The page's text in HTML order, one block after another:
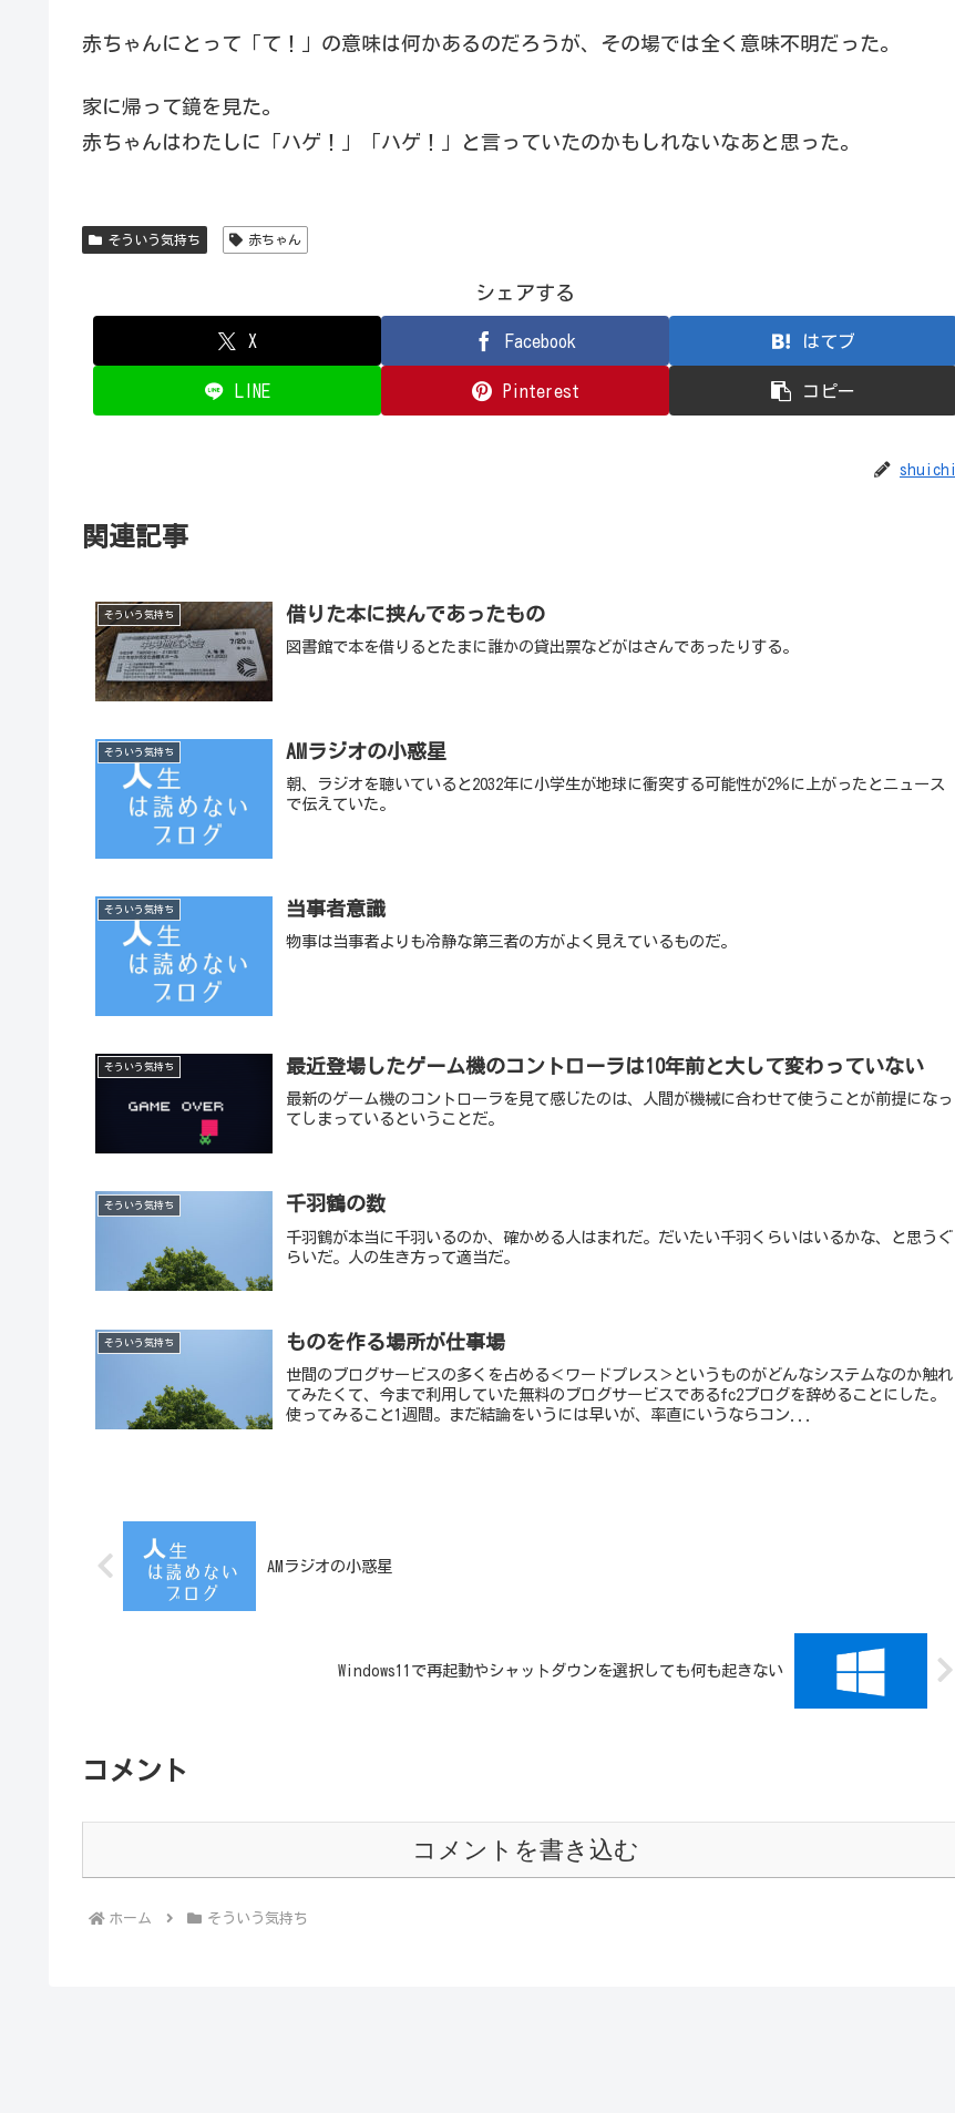
赤ちゃんにとって「て！」の意味は何かあるのだろうが、その場では全く意味不明だった。
家に帰って鏡を見た。
赤ちゃんはわたしに「ハゲ！」「ハゲ！」と言っていたのかもしれないなあと思った。
そういう気持ち 赤ちゃん
シェアする
X Facebook はてブ
LINE Pinterest コピー
shuichi
関連記事
そういう気持ち 借りた本に挟んであったもの
図書館で本を借りるとたまに誰かの貸出票などがはさんであったりする。
そういう気持ち AMラジオの小惑星
朝、ラジオを聴いていると2032年に小学生が地球に衝突する可能性が2％に上がったとニュース
で伝えていた。
そういう気持ち 当事者意識
物事は当事者よりも冷静な第三者の方がよく見えているものだ。
そういう気持ち 最近登場したゲーム機のコントローラは10年前と大して変わっていない
最新のゲーム機のコントローラを見て感じたのは、人間が機械に合わせて使うことが前提になっ
てしまっているということだ。
そういう気持ち 千羽鶴の数
千羽鶴が本当に千羽いるのか、確かめる人はまれだ。だいたい千羽くらいはいるかな、と思うぐ
らいだ。人の生き方って適当だ。
そういう気持ち ものを作る場所が仕事場
世間のブログサービスの多くを占める＜ワードプレス＞というものがどんなシステムなのか触れ
てみたくて、今まで利用していた無料のブログサービスであるfc2ブログを辞めることにした。
使ってみること1週間。まだ結論をいうには早いが、率直にいうならコン...
AMラジオの小惑星
Windows11で再起動やシャットダウンを選択しても何も起きない
コメント
コメントを書き込む
ホーム そういう気持ち